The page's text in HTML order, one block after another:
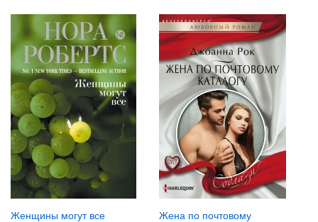
Женщины могут все
Жена по почтовому